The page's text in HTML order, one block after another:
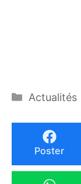
Catégories
Actualités
Poster